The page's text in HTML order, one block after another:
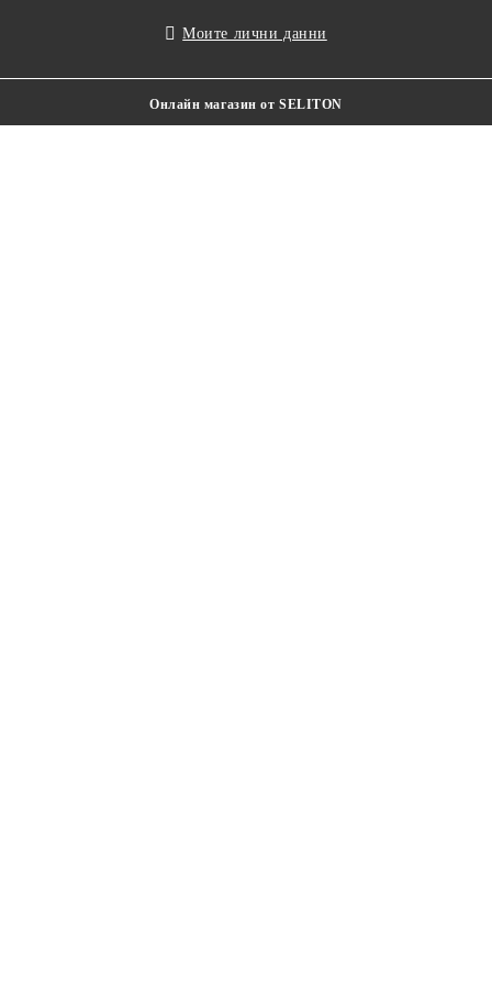
Моите лични данни
Онлайн магазин от SELITON